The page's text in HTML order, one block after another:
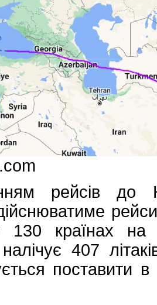
рейсів до
130 країнах
налічує 407
поставити